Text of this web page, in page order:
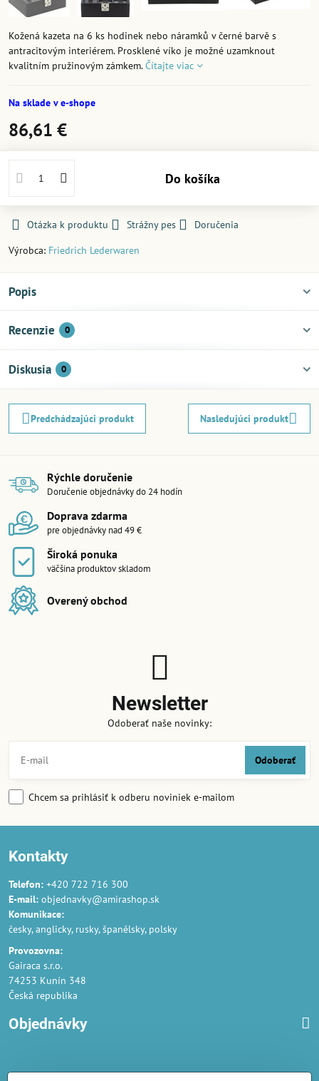
Kožená kazeta na 6 ks hodinek nebo náramků v černé barvě s
antracitovým interiérem. Prosklené víko je možné uzamknout
kvalitním pružinovým zámkem.Čítajte viac
Na sklade v e-shope
86,61 €
Do košíka
Otázka k produktu Strážny pes
Doručenia
Výrobca: Friedrich Lederwaren
Popis
Recenzie 0
Diskusia 0
Predchádzajúci produkt Nasledujúci produkt
Rýchle doručenie
Doručenie objednávky do 24 hodín
Doprava zdarma
pre objednávky nad 49 €
Široká ponuka
väčšina produktov skladom
Overený obchod
Newsletter
Odoberať naše novinky:
Odoberať
Chcem sa prihlásiť k odberu noviniek e-mailom
Kontakty
Telefon: +420 722 716 300
E-mail: objednavky@amirashop.sk
Komunikace:
česky, anglicky, rusky, španělsky, polsky
Provozovna:
Gairaca s.r.o.
74253 Kunín 348
Česká republika
Objednávky